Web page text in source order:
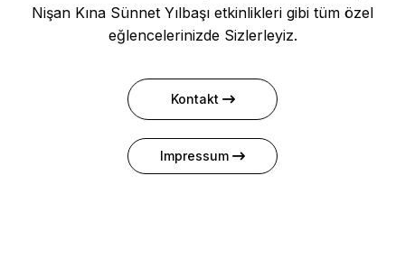
Nişan Kına Sünnet Yılbaşı etkinlikleri gibi tüm özel
eğlencelerinizde Sizlerleyiz.
Kontakt
Impressum